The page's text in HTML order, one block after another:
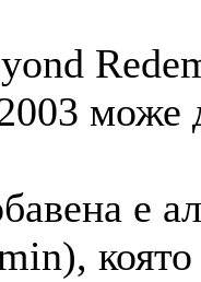
може
е